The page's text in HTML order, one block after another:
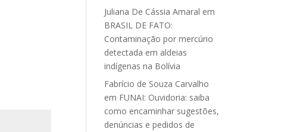
Juliana De Cássia Amaral em
BRASIL DE FATO:
Contaminação por mercúrio
detectada em aldeias
indígenas na Bolívia
Fabrício de Souza Carvalho
em FUNAI: Ouvidoria: saiba
como encaminhar sugestões,
denúncias e pedidos de